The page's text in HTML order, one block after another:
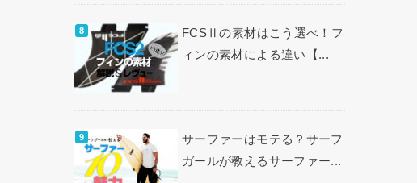
FCSⅡの素材はこう選べ！フ
ィンの素材による違い【...
サーファーはモテる？サーフ
ガールが教えるサーファー...